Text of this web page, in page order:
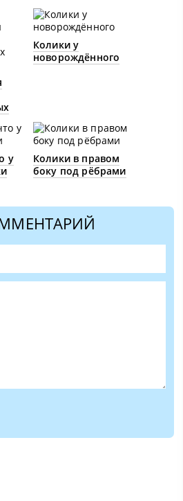
Колики у
новорождённого
у
Колики в правом
боку под рёбрами